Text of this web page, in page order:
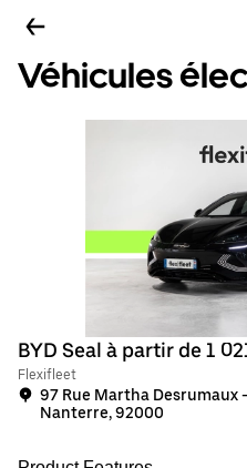
Véhicules
BYD Seal à partir de 1
Flexifleet
97 Rue Martha Desrumaux
Nanterre, 92000